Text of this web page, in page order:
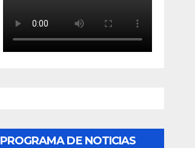
PROGRAMA DE NOTICIAS